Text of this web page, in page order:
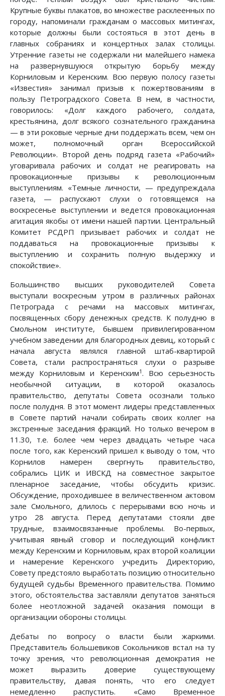
Крупные буквы плакатов, во множестве расклеенных по
городу, напоминали гражданам о массовых митингах,
которые должны были состояться в этот день в
главных собраниях и концертных залах столицы.
Утренние газеты не содержали ни малейшего намека
на развернувшуюся открытую борьбу между
Корниловым и Керенским. Всю первую полосу газеты
«Известия» занимал призыв к пожертвованиям в
пользу Петроградского Совета. В нем, в частности,
говорилось: «Долг каждого рабочего, солдата,
крестьянина, долг всякого сознательного гражданина
— в эти роковые черные дни поддержать всем, чем он
может, полномочный орган Всероссийской
Революции». Второй день подряд газета «Рабочий»
уговаривала рабочих и солдат не реагировать на
провокационные призывы к революционным
выступлениям. «Темные личности, — предупреждала
газета, — распускают слухи о готовящемся на
воскресенье выступлении и ведется провокационная
агитация якобы от имени нашей партии. Центральный
Комитет РСДРП призывает рабочих и солдат не
поддаваться на провокационные призывы к
выступлению и сохранить полную выдержку и
спокойствие».
Большинство высших руководителей Совета
выступали воскресным утром в различных районах
Петрограда с речами на массовых митингах,
посвященных сбору денежных средств. К полудню в
Смольном институте, бывшем привилегированном
учебном заведении для благородных девиц, который с
начала августа являлся главной штаб-квартирой
Совета, стали распространяться слухи о разрыве
между Корниловым и Керенским1. Всю серьезность
необычной ситуации, в которой оказалось
правительство, депутаты Совета осознали только
после полудня. В этот момент лидеры представленных
в Совете партий начали собирать своих коллег на
экстренные заседания фракций. Но только вечером в
11.30, т.е. более чем через двадцать четыре часа
после того, как Керенский пришел к выводу о том, что
Корнилов намерен свергнуть правительство,
собрались ЦИК и ИВСКД на совместное закрытое
пленарное заседание, чтобы обсудить кризис.
Обсуждение, проходившее в величественном актовом
зале Смольного, длилось с перерывами всю ночь и
утро 28 августа. Перед депутатами стояли две
трудные, взаимосвязанные проблемы. Во-первых,
учитывая явный сговор и последующий конфликт
между Керенским и Корниловым, крах второй коалиции
и намерение Керенского учредить Директорию,
Совету предстояло выработать позицию относительно
будущей судьбы Временного правительства. Помимо
этого, обстоятельства заставляли депутатов заняться
более неотложной задачей оказания помощи в
организации обороны столицы.
Дебаты по вопросу о власти были жаркими.
Представитель большевиков Сокольников встал на ту
точку зрения, что революционная демократия не
может выразить доверие существующему
правительству, давая понять, что его следует
немедленно распустить. «Само Временное